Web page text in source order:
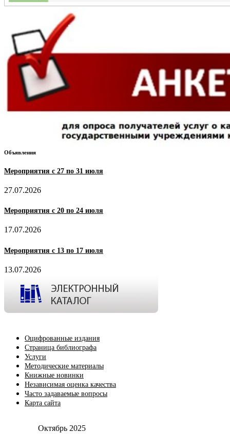
Объявления
Мероприятия с 27 по 31 июля
27.07.2026
Мероприятия с 20 по 24 июля
17.07.2026
Мероприятия с 13 по 17 июля
13.07.2026
Оцифрованные издания
Страница библиографа
Услуги
Методические материалы
Книжные новинки
Независимая оценка качества
Часто задаваемые вопросы
Карта сайта
Октябрь 2025